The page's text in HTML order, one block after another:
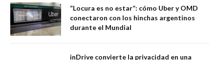
“Locura es no estar”: cómo Uber y OMD
conectaron con los hinchas argentinos
durante el Mundial
inDrive convierte la privacidad en una